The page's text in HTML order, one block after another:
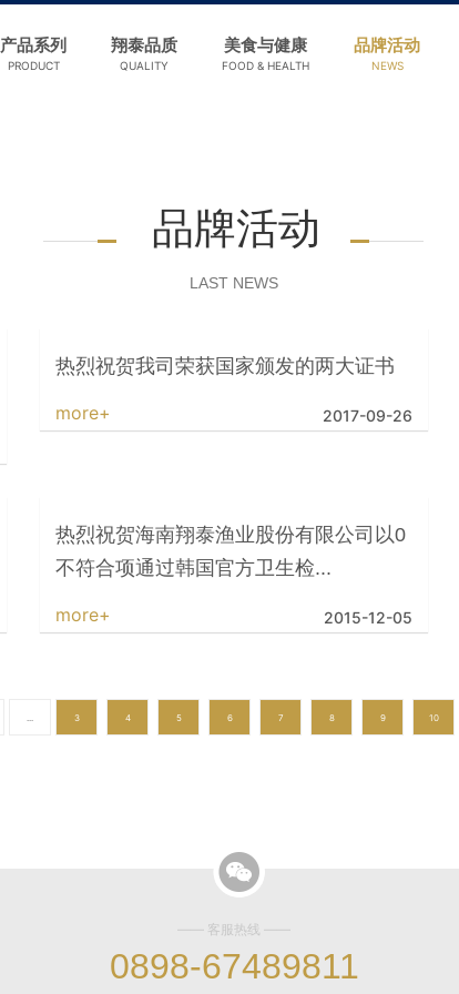
产品系列
PRODUCT
翔泰品质
QUALITY
美食与健康
FOOD & HEALTH
品牌活动
NEWS
品牌活动
LAST NEWS
热烈祝贺我司荣获国家颁发的两大证书
more+ 2017-09-26
热烈祝贺海南翔泰渔业股份有限公司以0
不符合项通过韩国官方卫生检...
more+ 2015-12-05
... 3 4 5 6 7 8 9 10
—— 客服热线 ——
0898-67489811